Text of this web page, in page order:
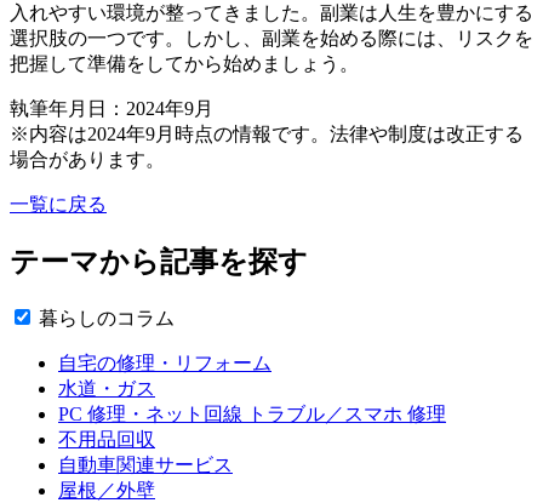
入れやすい環境が整ってきました。副業は人生を豊かにする
選択肢の一つです。しかし、副業を始める際には、リスクを
把握して準備をしてから始めましょう。
執筆年月日：2024年9月
※内容は2024年9月時点の情報です。法律や制度は改正する
場合があります。
一覧に戻る
テーマから記事を探す
暮らしのコラム
自宅の修理・リフォーム
水道・ガス
PC 修理・ネット回線 トラブル／スマホ 修理
不用品回収
自動車関連サービス
屋根／外壁